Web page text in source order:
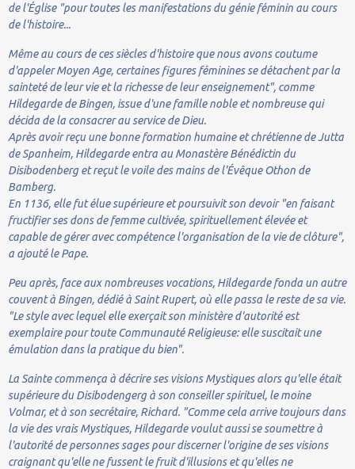
de l'Église "pour toutes les manifestations du génie féminin au cours
de l'histoire...
Même au cours de ces siècles d'histoire que nous avons coutume
d'appeler Moyen Age, certaines figures féminines se détachent par la
sainteté de leur vie et la richesse de leur enseignement", comme
Hildegarde de Bingen, issue d'une famille noble et nombreuse qui
décida de la consacrer au service de Dieu.
Après avoir reçu une bonne formation humaine et chrétienne de Jutta
de Spanheim, Hildegarde entra au Monastère Bénédictin du
Disibodenberg et reçut le voile des mains de l'Évêque Othon de
Bamberg.
En 1136, elle fut élue supérieure et poursuivit son devoir "en faisant
fructifier ses dons de femme cultivée, spirituellement élevée et
capable de gérer avec compétence l'organisation de la vie de clôture",
a ajouté le Pape.
Peu après, face aux nombreuses vocations, Hildegarde fonda un autre
couvent à Bingen, dédié à Saint Rupert, où elle passa le reste de sa vie.
"Le style avec lequel elle exerçait son ministère d'autorité est
exemplaire pour toute Communauté Religieuse: elle suscitait une
émulation dans la pratique du bien".
La Sainte commença à décrire ses visions Mystiques alors qu'elle était
supérieure du Disibodengerg à son conseiller spirituel, le moine
Volmar, et à son secrétaire, Richard. "Comme cela arrive toujours dans
la vie des vrais Mystiques, Hildegarde voulut aussi se soumettre à
l'autorité de personnes sages pour discerner l'origine de ses visions
craignant qu'elle ne fussent le fruit d'illusions et qu'elles ne